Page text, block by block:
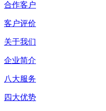
合作客户
客户评价
关于我们
企业简介
八大服务
四大优势